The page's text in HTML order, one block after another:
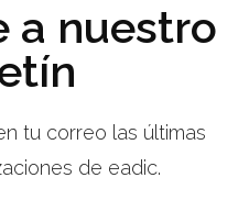
a nuestro
tu correo las últimas
de eadic.